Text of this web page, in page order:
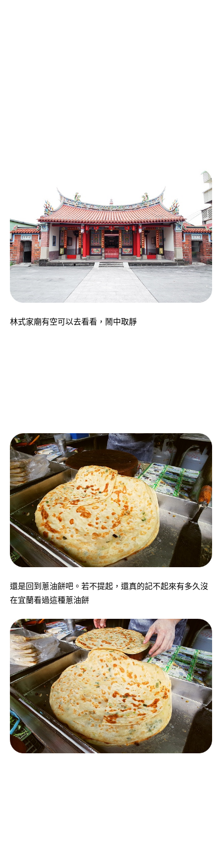
林式家廟有空可以去看看，鬧中取靜
還是回到蔥油餅吧。若不提起，還真的記不起來有多久沒
在宜蘭看過這種蔥油餅